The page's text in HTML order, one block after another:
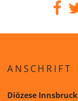
ANSCHRIFT
Diözese Innsbruck